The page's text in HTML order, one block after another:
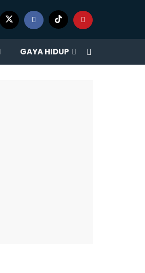
GAYA HIDUP